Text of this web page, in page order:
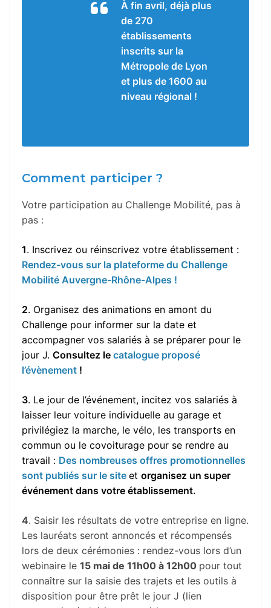
À fin avril, déjà plus
de 270
établissements
inscrits sur la
Métropole de Lyon
et plus de 1600 au
niveau régional !
Comment participer ?
Votre participation au Challenge Mobilité, pas à
pas :
1. Inscrivez ou réinscrivez votre établissement :
Rendez-vous sur la plateforme du Challenge
Mobilité Auvergne-Rhône-Alpes !
2. Organisez des animations en amont du
Challenge pour informer sur la date et
accompagner vos salariés à se préparer pour le
jour J. Consultez le catalogue proposé
l’évènement !
3. Le jour de l’événement, incitez vos salariés à
laisser leur voiture individuelle au garage et
privilégiez la marche, le vélo, les transports en
commun ou le covoiturage pour se rendre au
travail : Des nombreuses offres promotionnelles
sont publiés sur le site et organisez un super
événement dans votre établissement.
4. Saisir les résultats de votre entreprise en ligne.
Les lauréats seront annoncés et récompensés
lors de deux cérémonies : rendez-vous lors d’un
webinaire le 15 mai de 11h00 à 12h00 pour tout
connaître sur la saisie des trajets et les outils à
disposition pour être prêt le jour J (lien